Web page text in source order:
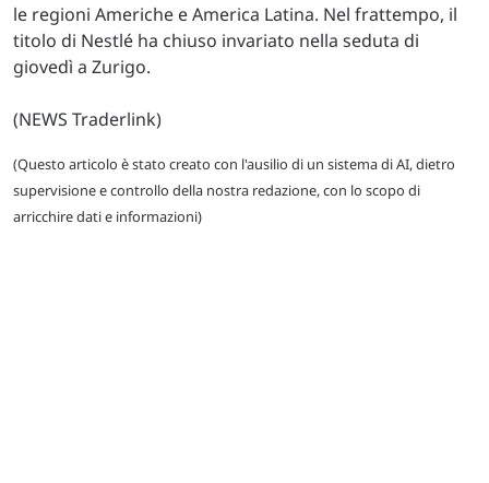
le regioni Americhe e America Latina. Nel frattempo, il
titolo di Nestlé ha chiuso invariato nella seduta di
giovedì a Zurigo.
(NEWS Traderlink)
(Questo articolo è stato creato con l'ausilio di un sistema di AI, dietro
supervisione e controllo della nostra redazione, con lo scopo di
arricchire dati e informazioni)